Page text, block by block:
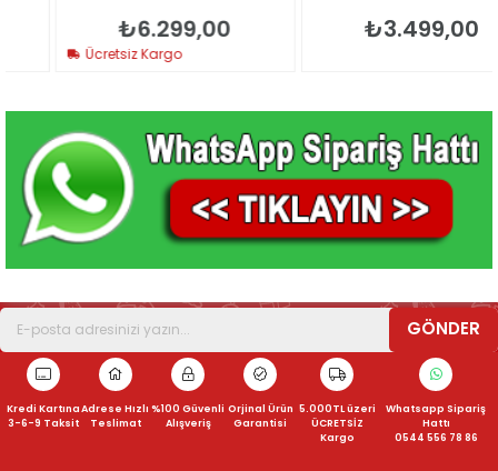
₺6.299,00
Ücretsiz Kargo
₺3.499,00
GÖNDER
Kredi Kartına
3-6-9 Taksit
Adrese Hızlı
Teslimat
%100 Güvenli
Alışveriş
Orjinal Ürün
Garantisi
5.000TL üzeri
ÜCRETSİZ
Kargo
Whatsapp Sipariş
Hattı
0544 556 78 86